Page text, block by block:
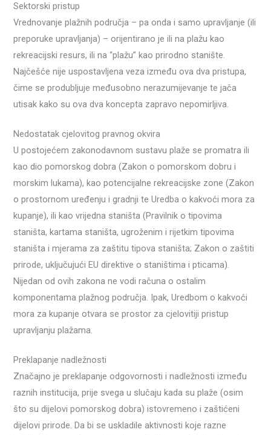
Sektorski pristup
Vrednovanje plažnih područja – pa onda i samo upravljanje (ili
preporuke upravljanja) – orijentirano je ili na plažu kao
rekreacijski resurs, ili na “plažu” kao prirodno stanište.
Najčešće nije uspostavljena veza između ova dva pristupa,
čime se produbljuje međusobno nerazumijevanje te jača
utisak kako su ova dva koncepta zapravo nepomirljiva.
Nedostatak cjelovitog pravnog okvira
U postojećem zakonodavnom sustavu plaže se promatra ili
kao dio pomorskog dobra (Zakon o pomorskom dobru i
morskim lukama), kao potencijalne rekreacijske zone (Zakon
o prostornom uređenju i gradnji te Uredba o kakvoći mora za
kupanje), ili kao vrijedna staništa (Pravilnik o tipovima
staništa, kartama staništa, ugroženim i rijetkim tipovima
staništa i mjerama za zaštitu tipova staništa; Zakon o zaštiti
prirode, uključujući EU direktive o staništima i pticama).
Nijedan od ovih zakona ne vodi računa o ostalim
komponentama plažnog područja. Ipak, Uredbom o kakvoći
mora za kupanje otvara se prostor za cjelovitiji pristup
upravljanju plažama.
Preklapanje nadležnosti
Značajno je preklapanje odgovornosti i nadležnosti između
raznih institucija, prije svega u slučaju kada su plaže (osim
što su dijelovi pomorskog dobra) istovremeno i zaštićeni
dijelovi prirode. Da bi se uskladile aktivnosti koje razne